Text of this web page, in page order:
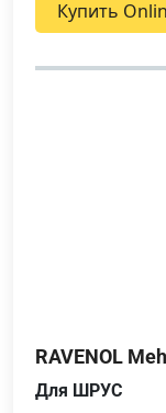
Купить
RAVENOL
Для ШРУС